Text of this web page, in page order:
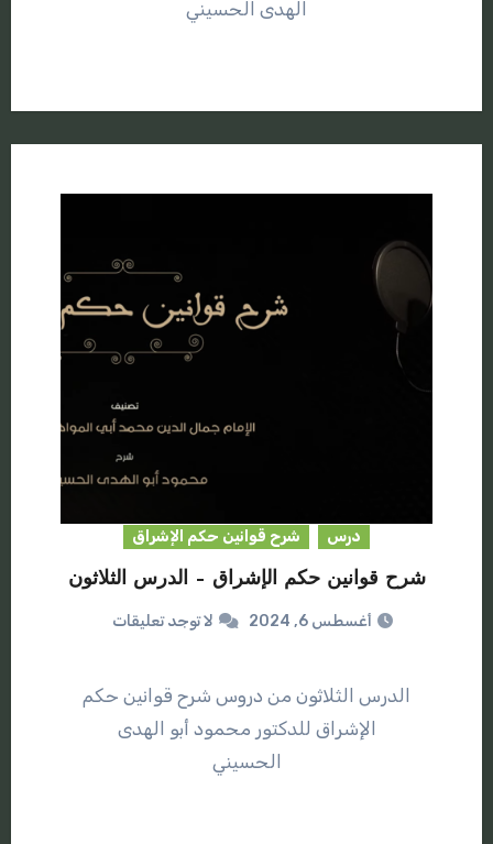
الهدى الحسيني
درس شرح قوانين حكم الإشراق
شرح قوانين حكم الإشراق – الدرس الثلاثون
أغسطس 6, 2024 لا توجد تعليقات
الدرس الثلاثون من دروس شرح قوانين حكم
الإشراق للدكتور محمود أبو الهدى
الحسيني